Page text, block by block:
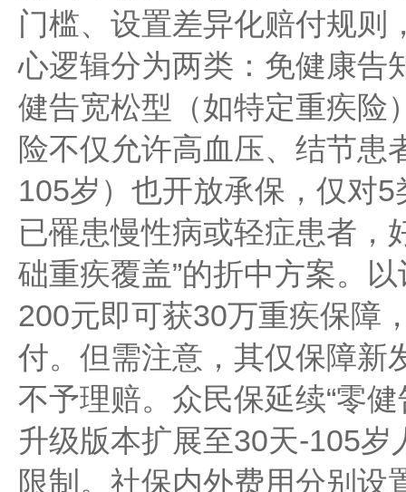
门槛、设置差异化赔付规则
心逻辑分为两类：免健康告
健告宽松型（如特定重疾险
险不仅允许高血压、结节患
105岁）也开放承保，仅对
已罹患慢性病或轻症患者，
础重疾覆盖”的折中方案。
200元即可获30万重疾保障
付。但需注意，其仅保障新
不予理赔。众民保延续“零
升级版本扩展至30天-105
限制。社保内外费用分别设